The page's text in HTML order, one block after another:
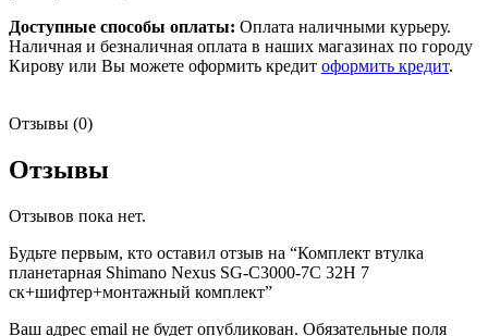
Доступные способы оплаты: Оплата наличными курьеру.
Наличная и безналичная оплата в наших магазинах по городу
Кирову или Вы можете оформить кредит оформить кредит.
Отзывы (0)
Отзывы
Отзывов пока нет.
Будьте первым, кто оставил отзыв на “Комплект втулка
планетарная Shimano Nexus SG-C3000-7C 32H 7
ск+шифтер+монтажный комплект”
Ваш адрес email не будет опубликован. Обязательные поля